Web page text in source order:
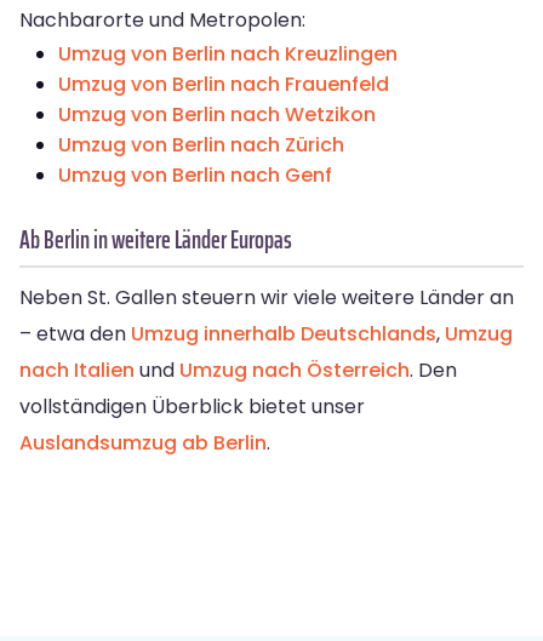
Nachbarorte und Metropolen:
Umzug von Berlin nach Kreuzlingen
Umzug von Berlin nach Frauenfeld
Umzug von Berlin nach Wetzikon
Umzug von Berlin nach Zürich
Umzug von Berlin nach Genf
Ab Berlin in weitere Länder Europas
Neben St. Gallen steuern wir viele weitere Länder an
– etwa den Umzug innerhalb Deutschlands, Umzug
nach Italien und Umzug nach Österreich. Den
vollständigen Überblick bietet unser
Auslandsumzug ab Berlin.